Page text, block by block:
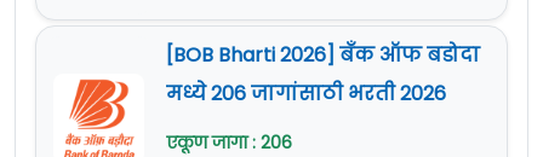
[BOB Bharti 2026] बँक ऑफ बडोदा
मध्ये 206 जागांसाठी भरती 2026
एकूण जागा : 206